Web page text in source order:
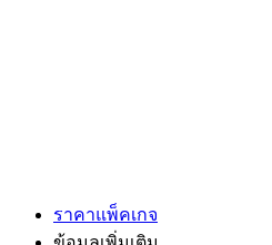
ราคาแพ็คเกจ